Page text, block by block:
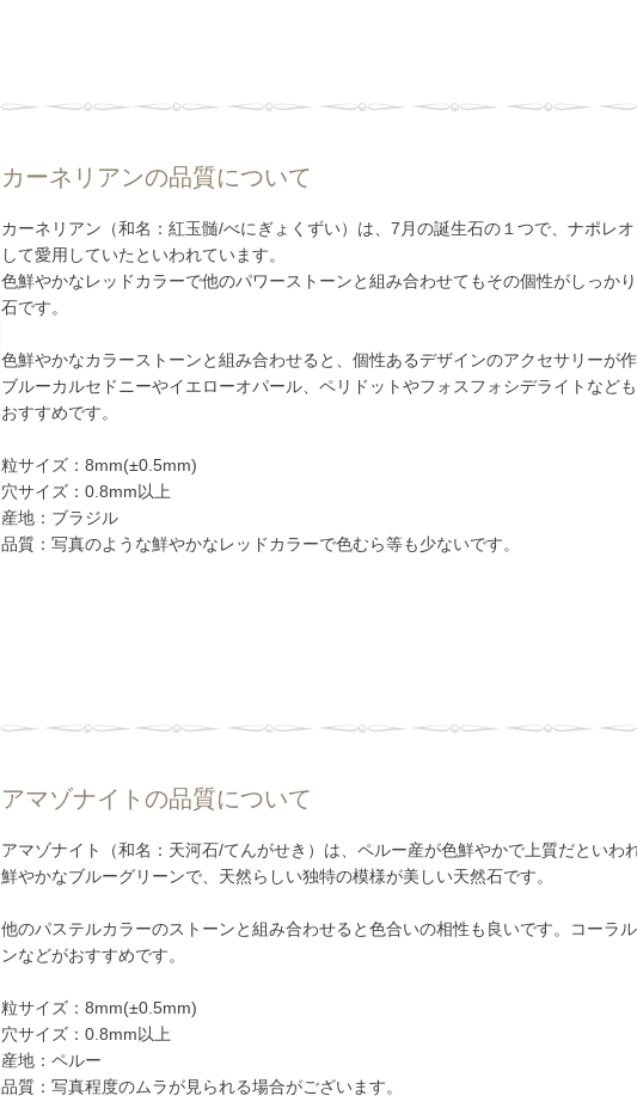
カーネリアンの品質について
カーネリアン（和名：紅玉髄/べにぎょくずい）は、7月の誕生石の１つで、ナポレオ
して愛用していたといわれています。
色鮮やかなレッドカラーで他のパワーストーンと組み合わせてもその個性がしっか
石です。
色鮮やかなカラーストーンと組み合わせると、個性あるデザインのアクセサリーが
ブルーカルセドニーやイエローオパール、ペリドットやフォスフォシデライトなど
おすすめです。
粒サイズ：8mm(±0.5mm)
穴サイズ：0.8mm以上
産地：ブラジル
品質：写真のような鮮やかなレッドカラーで色むら等も少ないです。
アマゾナイトの品質について
アマゾナイト（和名：天河石/てんがせき）は、ペルー産が色鮮やかで上質だといわ
鮮やかなブルーグリーンで、天然らしい独特の模様が美しい天然石です。
他のパステルカラーのストーンと組み合わせると色合いの相性も良いです。コーラ
ンなどがおすすめです。
粒サイズ：8mm(±0.5mm)
穴サイズ：0.8mm以上
産地：ペルー
品質：写真程度のムラが見られる場合がございます。